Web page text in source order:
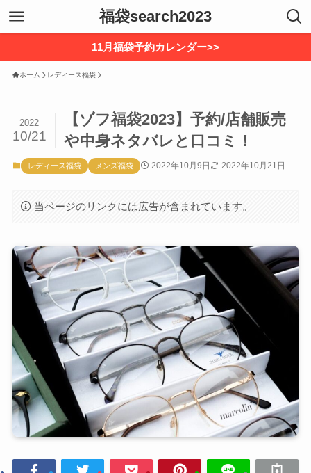
福袋search2023
11月福袋予約カレンダー>>
ホーム レディース福袋
【ゾフ福袋2023】予約/店舗販売
や中身ネタバレと口コミ！
2022
10/21
レディース福袋 メンズ福袋 2022年10月9日 2022年10月21日
当ページのリンクには広告が含まれています。